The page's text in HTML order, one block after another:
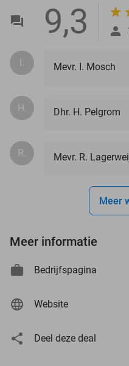
9,3
I. Mevr. I. Mosch
H. Dhr. H. Pelgrom
R. Mevr. R.
Meer
Meer informatie
Bedrijfspagina
Website
Deel deze deal